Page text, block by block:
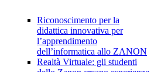
Riconoscimento per la
didattica innovativa per
l’apprendimento
dell’informatica allo ZANON
Realtà Virtuale: gli studenti